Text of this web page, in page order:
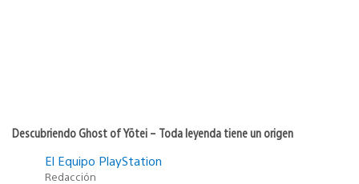
Descubriendo Ghost of Yōtei – Toda leyenda tiene un origen
El Equipo PlayStation
Redacción